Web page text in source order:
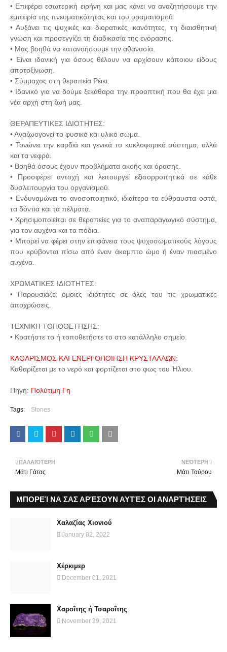
• Επιφέρει εσωτερική ειρήνη και μας κάνει να αναζητήσουμε την
εμπειρία της πνευματικότητας και του οραματισμού.
• Αυξάνει τις ψυχικές και διορατικές ικανότητες, τη διαισθητική
γνώση και προσεγγίζει τη διαδικασία της ενόρασης.
• Μας βοηθά να κατανοήσουμε την αθανασία.
• Είναι ιδανική για όσους θέλουν να αρχίσουν κάποιου είδους
αποτοξίνωση.
• Σύμμαχος στη θεραπεία Ρέικι.
• Ιδανικό για να δούμε ξεκάθαρα την προοπτική που θα έχει μια
νέα αρχή στη ζωή μας.
ΘΕΡΑΠΕΥΤΙΚΕΣ ΙΔΙΟΤΗΤΕΣ:
• Αναζωογονεί το φυσικό και υλικό σώμα.
• Τονώνει την καρδιά και γενικά το κυκλοφορικό σύστημα, αλλά
και τα νεφρά.
• Βοηθά όσους έχουν προβλήματα ακοής και όρασης.
• Προσφέρει αντοχή και λειτουργεί εξισορροπητικά σε κάθε
δυσλειτουργία του οργανισμού.
• Ενδυναμώνει το ανοσοποιητικό, ιδιαίτερα τα εύθραυστα οστά,
τα δόντια και τα πέλματα.
• Χρησιμοποιείται σε θεραπείες για το αναπαραγωγικό σύστημα,
για τον αυχένα και τα πόδια.
• Μπορεί να φέρει στην επιφάνεια τους ψυχοσωματικούς λόγους
που κρύβονται πίσω από έναν άκαμπτο ώμο ή έναν πιασμένο
αυχένα.
ΧΡΩΜΑΤΙΚΕΣ ΙΔΙΟΤΗΤΕΣ:
• Παρουσιάζει όμοιες ιδιότητες σε όλες του τις χρωματικές
αποχρώσεις.
ΤΕΧΝΙΚΗ ΤΟΠΟΘΕΤΗΣΗΣ:
• Κρατήστε το ή τοποθετήστε το στο κατάλληλο σημείο.
ΚΑΘΑΡΙΣΜΟΣ ΚΑΙ ΕΝΕΡΓΟΠΟΙΗΣΗ ΚΡΥΣΤΑΛΛΩΝ:
Καθαρίζεται με το νερό και φορτίζεται στο φως του Ήλιου.
Πηγή: Πολύτιμη Γη
Tags: Stones
ΝΕΌΤΕΡΗ
Μάτι Ταύρου
ΠΑΛΑΙΌΤΕΡΗ
Μάτι Γάτας
ΜΠΟΡΕΊ ΝΑ ΣΑΣ ΑΡΈΣΟΥΝ ΑΥΤΈΣ ΟΙ ΑΝΑΡΤΉΣΕΙΣ
Χαλαζίας Χιονιού
January 02, 2022
Χέρκιμερ
December 01, 2021
Χαροΐτης ή Τσαροΐτης
November 29, 2021